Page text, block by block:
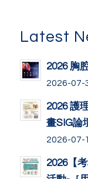
Latest
2026 胸
2026-07-
2026 護
畫SIG論
2026-07-
2026【